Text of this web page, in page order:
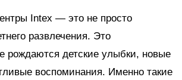
Intex — это не просто
развлечения. Это
рождаются детские улыбки, новые
воспоминания. Именно такие